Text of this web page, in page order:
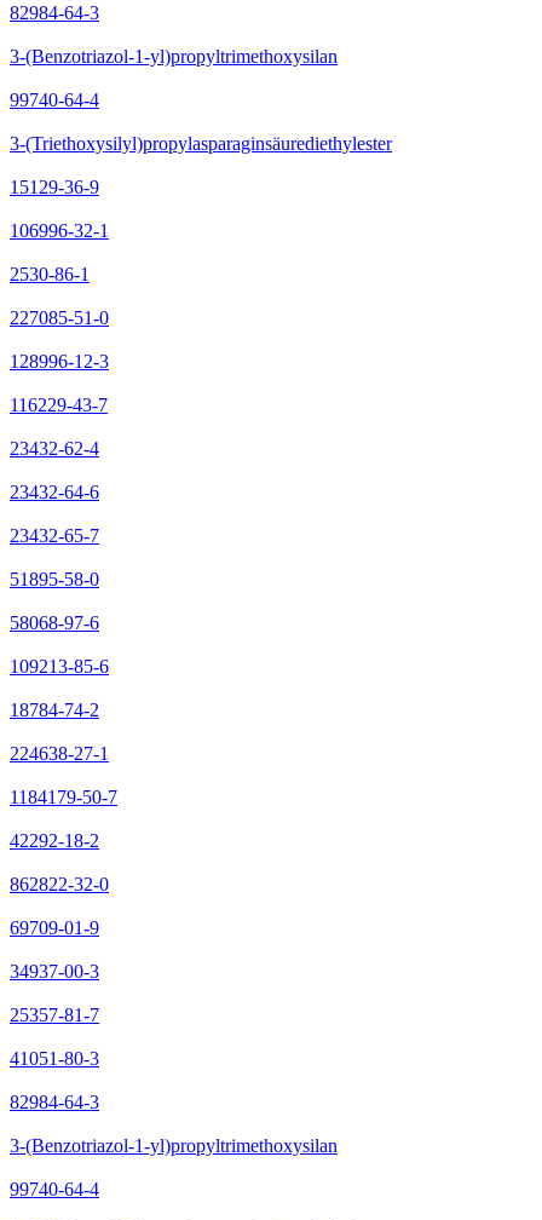
82984-64-3
3-(Benzotriazol-1-yl)propyltrimethoxysilan
99740-64-4
3-(Triethoxysilyl)propylasparaginsäurediethylester
15129-36-9
106996-32-1
2530-86-1
227085-51-0
128996-12-3
116229-43-7
23432-62-4
23432-64-6
23432-65-7
51895-58-0
58068-97-6
109213-85-6
18784-74-2
224638-27-1
1184179-50-7
42292-18-2
862822-32-0
69709-01-9
34937-00-3
25357-81-7
41051-80-3
82984-64-3
3-(Benzotriazol-1-yl)propyltrimethoxysilan
99740-64-4